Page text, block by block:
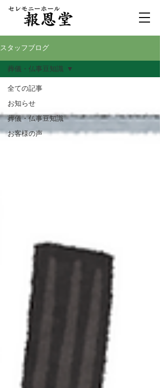
スタッフブログ
全ての記事
お知らせ
葬儀・仏事豆知識
お客様の声
葬儀・仏事豆知識